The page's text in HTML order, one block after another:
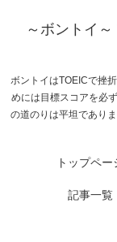
～ボントイ
ボントイはTOEICで挫
めには目標スコアを必
の道のりは平坦であり
トップペー
記事一覧